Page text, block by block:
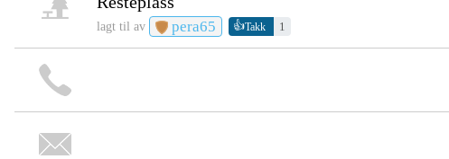
lagt til av pera65 👍Takk 1